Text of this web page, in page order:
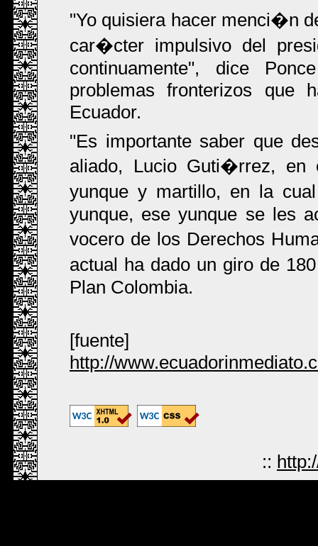
"Yo quisiera hacer menci�n
car�cter impulsivo del
continuamente", dice
problemas fronterizos que
Ecuador.
"Es importante saber que
aliado, Lucio Guti�rrez, en
yunque y martillo, en la
yunque, ese yunque se les
vocero de los Derechos
actual ha dado un giro de
Plan Colombia.
[fuente]
http://
::